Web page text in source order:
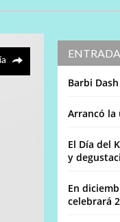
Barbi
Arrancó la
El Día del
y
En
celebrará